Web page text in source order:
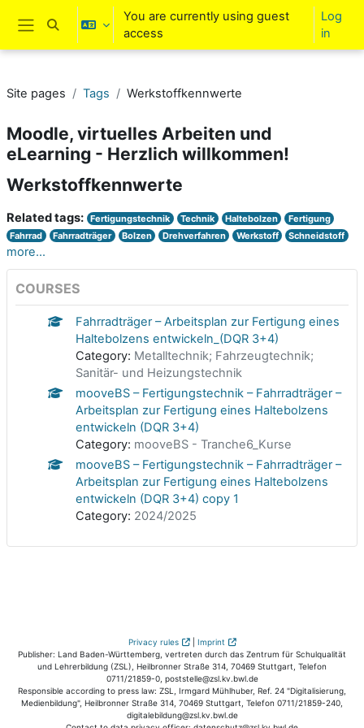
Skip to main content
Side panel
Toggle search input
You are currently using guest
access
Log
in
Site pages Tags Werkstoffkennwerte
Moodle, virtuelles Arbeiten und
eLearning - Herzlich willkommen!
Werkstoffkennwerte
Related tags: Fertigungstechnik Technik Haltebolzen
Fertigung
Fahrrad
Fahrradträger Bolzen Drehverfahren Werkstoff Schneidstoff
more...
COURSES
Fahrradträger – Arbeitsplan zur Fertigung eines
Haltebolzens entwickeln_(DQR 3+4)
Category: Metalltechnik; Fahrzeugtechnik;
Sanitär- und Heizungstechnik
mooveBS – Fertigungstechnik – Fahrradträger –
Arbeitsplan zur Fertigung eines Haltebolzens
entwickeln (DQR 3+4)
Category: mooveBS - Tranche6_Kurse
mooveBS – Fertigungstechnik – Fahrradträger –
Arbeitsplan zur Fertigung eines Haltebolzens
entwickeln (DQR 3+4) copy 1
Category: 2024/2025
Privacy rules | Imprint
Publisher: Land Baden-Württemberg, vertreten durch das Zentrum für Schulqualität
und Lehrerbildung (ZSL), Heilbronner Straße 314, 70469 Stuttgart, Telefon
0711/21859-0, poststelle@zsl.kv.bwl.de
Responsible according to press law: ZSL, Irmgard Mühlhuber, Ref. 24 "Digitalisierung,
Medienbildung", Heilbronner Straße 314, 70469 Stuttgart, Telefon 0711/21859-240,
digitalebildung@zsl.kv.bwl.de